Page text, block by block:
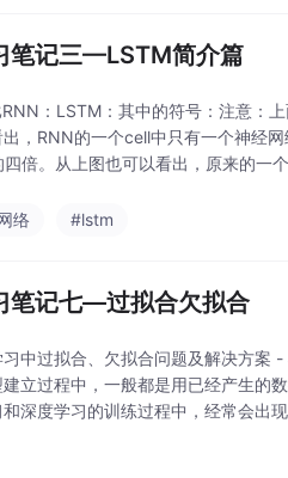
笔记三—LSTM简介篇
：LSTM：其中的符号：注意：
，RNN的一个cell中只有一个神经
倍。从上图也可以看出，原来的一
络 #lstm
笔记七—过拟合欠拟合
中过拟合、欠拟合问题及解决方
立过程中，一般都是用已经产生的
深度学习的训练过程中，经常会出